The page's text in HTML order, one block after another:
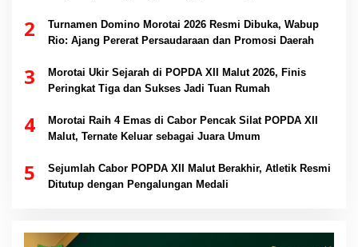
2
Turnamen Domino Morotai 2026 Resmi Dibuka, Wabup
Rio: Ajang Pererat Persaudaraan dan Promosi Daerah
3
Morotai Ukir Sejarah di POPDA XII Malut 2026, Finis
Peringkat Tiga dan Sukses Jadi Tuan Rumah
4
Morotai Raih 4 Emas di Cabor Pencak Silat POPDA XII
Malut, Ternate Keluar sebagai Juara Umum
5
Sejumlah Cabor POPDA XII Malut Berakhir, Atletik Resmi
Ditutup dengan Pengalungan Medali